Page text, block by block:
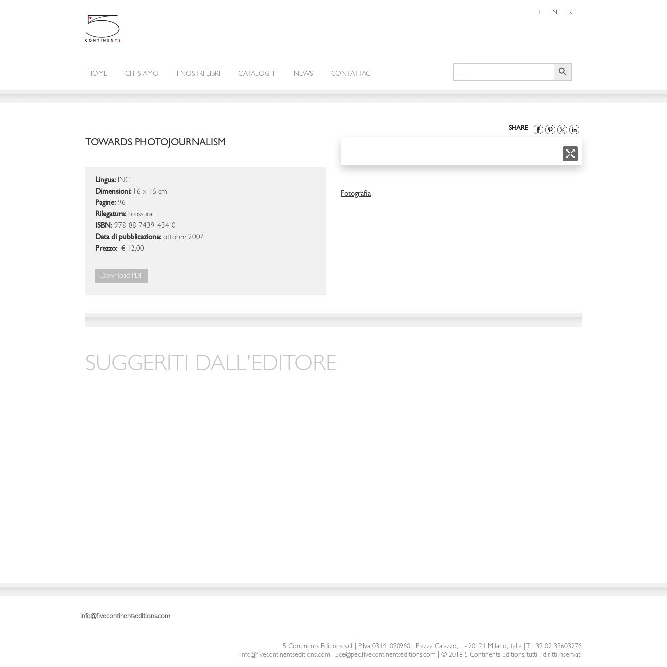
IT EN FR
HOME CHI SIAMO I NOSTRI LIBRI CATALOGHI NEWS CONTATTACI
Search Button
SHARE
TOWARDS PHOTOJOURNALISM
Lingua: ING
Dimensioni: 16 x 16 cm
Pagine: 96
Rilegatura: brossura
ISBN: 978-88-7439-434-0
Data di pubblicazione: ottobre 2007
Prezzo: € 12,00
Download PDF
Fotografia
SUGGERITI DALL'EDITORE
info@fivecontinentseditions.com
5 Continents Editions s.r.l.| P. Iva 03441090960 | Piazza Caiazzo, 1 - 20124 Milano, Italia
T. +39 02 33603276
info@fivecontinentseditions.com
5ce@pec.fivecontinentseditions.com | © 2018 5 Continents Editions, tutti i diritti riservati